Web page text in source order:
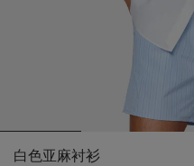
白色亚麻衬衫